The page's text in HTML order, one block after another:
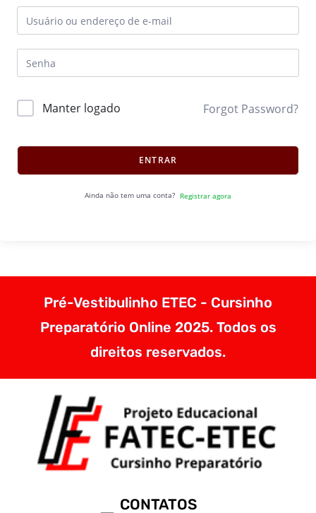
Manter logado Forgot Password?
ENTRAR
Ainda não tem uma conta? Registrar agora
Pré-Vestibulinho ETEC - Cursinho
Preparatório Online 2025. Todos os
direitos reservados.
CONTATOS